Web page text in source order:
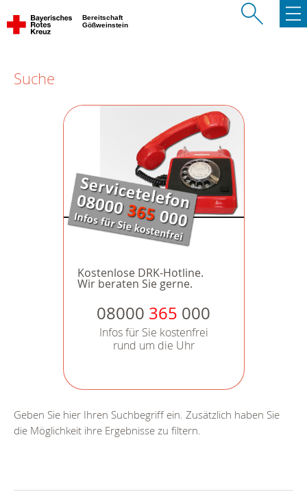
Bereitschaft
Gößweinstein
Suche
Kostenlose DRK-Hotline.
Wir beraten Sie gerne.
08000 365 000
Infos für Sie kostenfrei
rund um die Uhr
Geben Sie hier Ihren Suchbegriff ein. Zusätzlich haben Sie
die Möglichkeit ihre Ergebnisse zu filtern.